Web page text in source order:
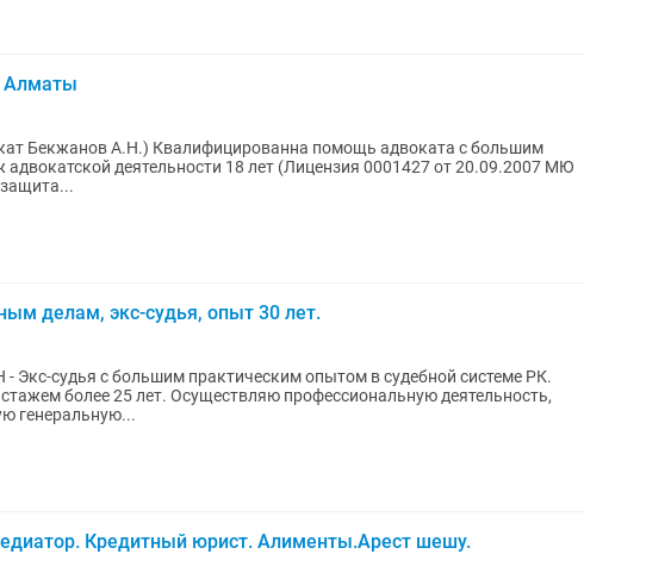
Алматы
Бекжанов А.Н.) Квалифицированна помощь адвоката с большим
деятельности 18 лет (Лицензия 0001427 от 20.09.2007 МЮ
делам, экс-судья, опыт 30 лет.
судья с большим практическим опытом в судебной системе РК.
более 25 лет. Осуществляю профессиональную деятельность,
генеральную...
Кредитный юрист. Алименты.Арест шешу.